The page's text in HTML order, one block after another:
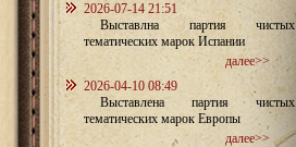
2026-07-14 21:51
Выставлна партия чистых
тематических марок Испании
далее>>
2026-04-10 08:49
Выставлена партия чистых
тематических марок Европы
далее>>